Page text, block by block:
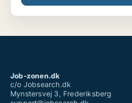
Job-zonen.dk
c/o Jobsearch.dk
Mynstersvej 3, Frederiksberg